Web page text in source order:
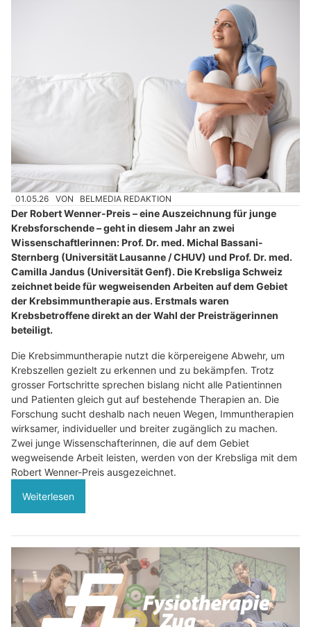
01.05.26 VON BELMEDIA REDAKTION
Der Robert Wenner-Preis – eine Auszeichnung für junge
Krebsforschende – geht in diesem Jahr an zwei
Wissenschaftlerinnen: Prof. Dr. med. Michal Bassani-
Sternberg (Universität Lausanne / CHUV) und Prof. Dr. med.
Camilla Jandus (Universität Genf). Die Krebsliga Schweiz
zeichnet beide für wegweisenden Arbeiten auf dem Gebiet
der Krebsimmuntherapie aus. Erstmals waren
Krebsbetroffene direkt an der Wahl der Preisträgerinnen
beteiligt.
Die Krebsimmuntherapie nutzt die körpereigene Abwehr, um
Krebszellen gezielt zu erkennen und zu bekämpfen. Trotz
grosser Fortschritte sprechen bislang nicht alle Patientinnen
und Patienten gleich gut auf bestehende Therapien an. Die
Forschung sucht deshalb nach neuen Wegen, Immuntherapien
wirksamer, individueller und breiter zugänglich zu machen.
Zwei junge Wissenschafterinnen, die auf dem Gebiet
wegweisende Arbeit leisten, werden von der Krebsliga mit dem
Robert Wenner-Preis ausgezeichnet.
Weiterlesen